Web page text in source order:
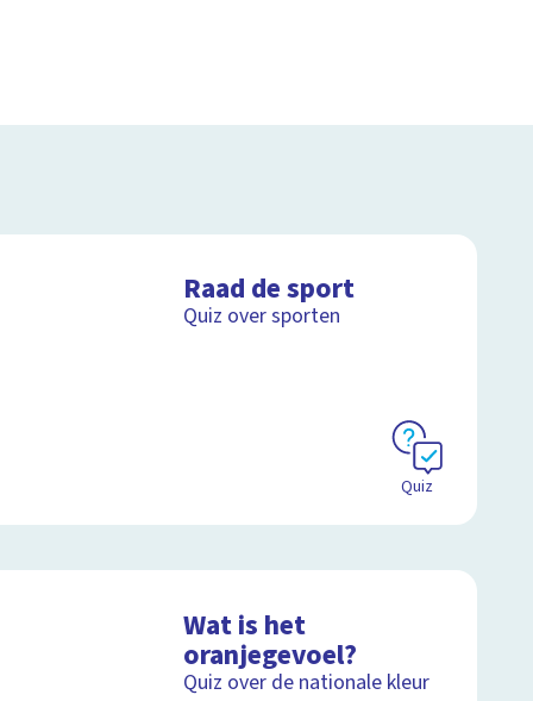
Raad de sport
Quiz over sporten
Quiz
Wat is het
oranjegevoel?
Quiz over de nationale kleur